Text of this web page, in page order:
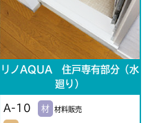
リノAQUA 住戸専有部分（水
廻り）
A-10 材 材料販売